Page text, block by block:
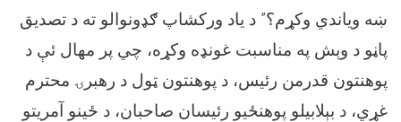
ښه ویاندي وکړم؟” د یاد ورکشاپ ګډونوالو ته د تصدیق
پاڼو د وېش په مناسبت غونډه وکړه، چي پر مهال ئې د
پوهنتون قدرمن رئیس، د پوهنتون ټول د رهبرۍ محترم
غړي، د بېلابيلو پوهنځيو رئیسان صاحبان، د ځینو آمریتو